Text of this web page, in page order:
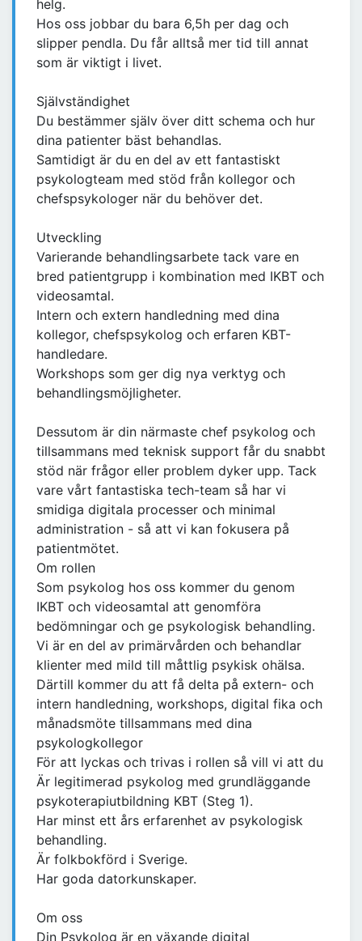
helg.
Hos oss jobbar du bara 6,5h per dag och
slipper pendla. Du får alltså mer tid till annat
som är viktigt i livet.
Självständighet
Du bestämmer själv över ditt schema och hur
dina patienter bäst behandlas.
Samtidigt är du en del av ett fantastiskt
psykologteam med stöd från kollegor och
chefspsykologer när du behöver det.
Utveckling
Varierande behandlingsarbete tack vare en
bred patientgrupp i kombination med IKBT och
videosamtal.
Intern och extern handledning med dina
kollegor, chefspsykolog och erfaren KBT-
handledare.
Workshops som ger dig nya verktyg och
behandlingsmöjligheter.
Dessutom är din närmaste chef psykolog och
tillsammans med teknisk support får du snabbt
stöd när frågor eller problem dyker upp. Tack
vare vårt fantastiska tech-team så har vi
smidiga digitala processer och minimal
administration - så att vi kan fokusera på
patientmötet.
Om rollen
Som psykolog hos oss kommer du genom
IKBT och videosamtal att genomföra
bedömningar och ge psykologisk behandling.
Vi är en del av primärvården och behandlar
klienter med mild till måttlig psykisk ohälsa.
Därtill kommer du att få delta på extern- och
intern handledning, workshops, digital fika och
månadsmöte tillsammans med dina
psykologkollegor
För att lyckas och trivas i rollen så vill vi att du
Är legitimerad psykolog med grundläggande
psykoterapiutbildning KBT (Steg 1).
Har minst ett års erfarenhet av psykologisk
behandling.
Är folkbokförd i Sverige.
Har goda datorkunskaper.
Om oss
Din Psykolog är en växande digital